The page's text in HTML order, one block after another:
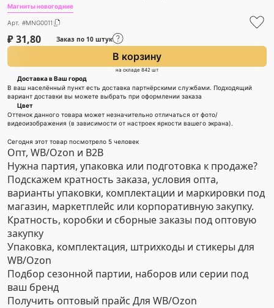
Магниты новогодние
Арт. #MNG0011
₽31,80 Заказ по 10 штук
В корзину
на складе 842 шт
Доставка в Ваш город
В ваш населённый пункт есть доставка партнёрскими службами. Подходящий
вариант доставки вы можете выбрать при оформлении заказа
Цвет
Оттенок данного товара может незначительно отличаться от фото/
видеоизображения (в зависимости от настроек яркости вашего экрана).
Сегодня этот товар посмотрело 5 человек
Опт, WB/Ozon и B2B
Нужна партия, упаковка или подготовка к продаже?
Подскажем кратность заказа, условия опта,
варианты упаковки, комплектации и маркировки под
магазин, маркетплейс или корпоративную закупку.
Кратность, коробки и сборные заказы под оптовую
закупку
Упаковка, комплектация, штрихкоды и стикеры для
WB/Ozon
Подбор сезонной партии, наборов или серии под
ваш бренд
Получить оптовый прайс Для WB/Ozon